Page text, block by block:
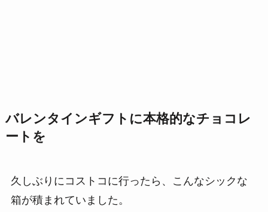
バレンタインギフトに本格的なチョコレ
ートを
久しぶりにコストコに行ったら、こんなシックな
箱が積まれていました。